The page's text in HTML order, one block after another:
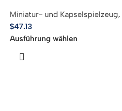
Miniatur- und Kapselspielzeug,
$47.13
Ausführung wählen